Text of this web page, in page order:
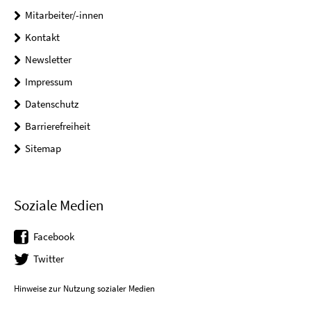
Mitarbeiter/-innen
Kontakt
Newsletter
Impressum
Datenschutz
Barrierefreiheit
Sitemap
Soziale Medien
Facebook
Twitter
Hinweise zur Nutzung sozialer Medien